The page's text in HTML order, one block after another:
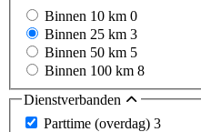
Binnen 10 km 0
Binnen 25 km 3
Binnen 50 km 5
Binnen 100 km 8
Dienstverbanden
Parttime (overdag) 3